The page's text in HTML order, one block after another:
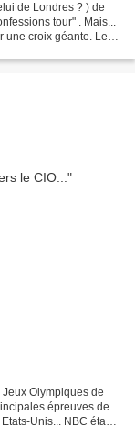
de Londres ? ) de
tour" . Mais...
une croix géante. Le
Olympiques de
épreuves de
Unis... NBC étant